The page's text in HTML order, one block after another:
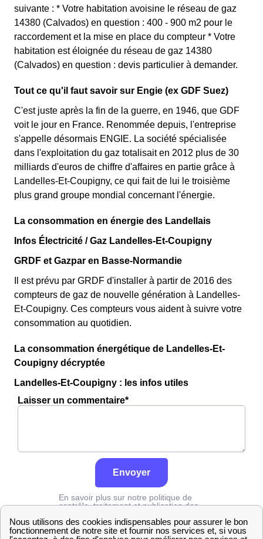
suivante : * Votre habitation avoisine le réseau de gaz
14380 (Calvados) en question : 400 - 900 m2 pour le
raccordement et la mise en place du compteur * Votre
habitation est éloignée du réseau de gaz 14380
(Calvados) en question : devis particulier à demander.
Tout ce qu'il faut savoir sur Engie (ex GDF Suez)
C'est juste après la fin de la guerre, en 1946, que GDF
voit le jour en France. Renommée depuis, l'entreprise
s'appelle désormais ENGIE. La société spécialisée
dans l'exploitation du gaz totalisait en 2012 plus de 30
milliards d'euros de chiffre d'affaires en partie grâce à
Landelles-Et-Coupigny, ce qui fait de lui le troisième
plus grand groupe mondial concernant l'énergie.
La consommation en énergie des Landellais
Infos Électricité / Gaz Landelles-Et-Coupigny
GRDF et Gazpar en Basse-Normandie
Il est prévu par GRDF d'installer à partir de 2016 des
compteurs de gaz de nouvelle génération à Landelles-
Et-Coupigny. Ces compteurs vous aident à suivre votre
consommation au quotidien.
La consommation énergétique de Landelles-Et-
Coupigny décryptée
Landelles-Et-Coupigny : les infos utiles
Laisser un commentaire*
Envoyer
En savoir plus sur notre politique de
contrôle, traitement et publication des